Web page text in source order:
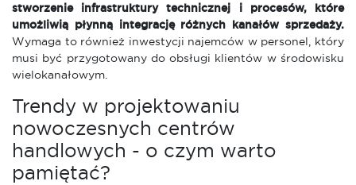
stworzenie infrastruktury technicznej i procesów, które
umożliwią płynną integrację różnych kanałów sprzedaży.
Wymaga to również inwestycji najemców w personel, który
musi być przygotowany do obsługi klientów w środowisku
wielokanałowym.
Trendy w projektowaniu
nowoczesnych centrów
handlowych - o czym warto
pamiętać?